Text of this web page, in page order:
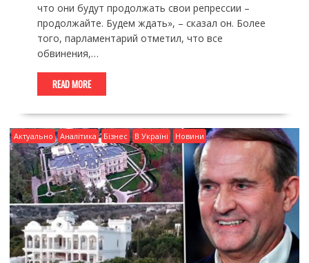
что они будут продолжать свои репрессии –
продолжайте. Будем ждать», – сказал он. Более
того, парламентарий отметил, что все
обвинения,…
READ MORE
Актуально Аналітика Бізнес В Україні Новини